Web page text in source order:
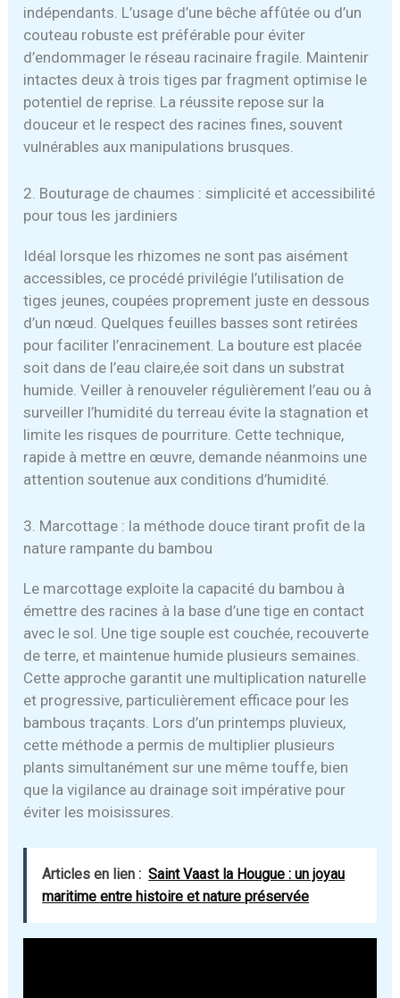
indépendants. L’usage d’une bêche affûtée ou d’un
couteau robuste est préférable pour éviter
d’endommager le réseau racinaire fragile. Maintenir
intactes deux à trois tiges par fragment optimise le
potentiel de reprise. La réussite repose sur la
douceur et le respect des racines fines, souvent
vulnérables aux manipulations brusques.
2. Bouturage de chaumes : simplicité et accessibilité
pour tous les jardiniers
Idéal lorsque les rhizomes ne sont pas aisément
accessibles, ce procédé privilégie l’utilisation de
tiges jeunes, coupées proprement juste en dessous
d’un nœud. Quelques feuilles basses sont retirées
pour faciliter l’enracinement. La bouture est placée
soit dans de l’eau claire,ée soit dans un substrat
humide. Veiller à renouveler régulièrement l’eau ou à
surveiller l’humidité du terreau évite la stagnation et
limite les risques de pourriture. Cette technique,
rapide à mettre en œuvre, demande néanmoins une
attention soutenue aux conditions d’humidité.
3. Marcottage : la méthode douce tirant profit de la
nature rampante du bambou
Le marcottage exploite la capacité du bambou à
émettre des racines à la base d’une tige en contact
avec le sol. Une tige souple est couchée, recouverte
de terre, et maintenue humide plusieurs semaines.
Cette approche garantit une multiplication naturelle
et progressive, particulièrement efficace pour les
bambous traçants. Lors d’un printemps pluvieux,
cette méthode a permis de multiplier plusieurs
plants simultanément sur une même touffe, bien
que la vigilance au drainage soit impérative pour
éviter les moisissures.
Articles en lien : Saint Vaast la Hougue : un joyau
maritime entre histoire et nature préservée